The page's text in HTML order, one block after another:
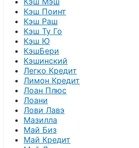
Кэш Поинт
Кэш Раш
Кэш Ту Го
Кэш Ю
КэшБери
Кэшинский
Легко Кредит
Лимон Кредит
Лоан Плюс
Лоани
Лови Лавэ
Мазилла
Май Биз
Май Кредит